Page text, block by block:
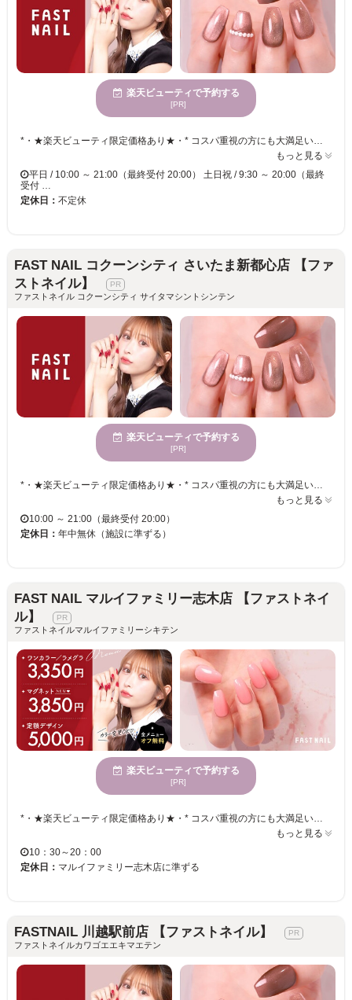
楽天ビューティで予約する
[PR]
*・★楽天ビューティ限定価格あり★・* コスパ重視の方にも大満足いただいています！ ☑ 忙しい方にも嬉しい【時短ネイル】 ☑ 落ち着いた空間で【リラックス施術】 ☑ シンプル〜トレンド・ニュアンスまで【幅広いデザイン対応】 皆様のお悩み・理想に近づけるよう、 精一杯お施術させて頂きます。 リーズナブルな価格と丁寧な施術で リラックスできるひとときをお過ごしください。
もっと見る
平日 / 10:00 ～ 21:00（最終受付 20:00） 土日祝 / 9:30 ～ 20:00（最終
受付 …
定休日： 不定休
FAST NAIL コクーンシティ さいたま新都心店 【ファ
ストネイル】
ファストネイル コクーンシティ サイタマシントシンテン
楽天ビューティで予約する
[PR]
*・★楽天ビューティ限定価格あり★・* コスパ重視の方にも大満足いただいています！ ☑ 忙しい方にも嬉しい【時短ネイル】 ☑ 落ち着いた空間で【リラックス施術】 ☑ シンプル〜トレンド・ニュアンスまで【幅広いデザイン対応】 皆様のお悩み・理想に近づけるよう、 精一杯お施術させて頂きます。 リーズナブルな価格と丁寧な施術で リラックスできるひとときをお過ごしください。
もっと見る
10:00 ～ 21:00（最終受付 20:00）
定休日： 年中無休（施設に準ずる）
FAST NAIL マルイファミリー志木店 【ファストネイ
ル】
ファストネイルマルイファミリーシキテン
楽天ビューティで予約する
[PR]
*・★楽天ビューティ限定価格あり★・* コスパ重視の方にも大満足いただいています！ ☑ 忙しい方にも嬉しい【時短ネイル】 ☑ 落ち着いた空間で【リラックス施術】 ☑ シンプル〜トレンド・ニュアンスまで【幅広いデザイン対応】 皆様のお悩み・理想に近づけるよう、 精一杯お施術させて頂きます。 リーズナブルな価格と丁寧な施術で リラックスできるひとときをお過ごしください。
もっと見る
10：30～20：00
定休日： マルイファミリー志木店に準ずる
FASTNAIL 川越駅前店 【ファストネイル】
ファストネイルカワゴエエキマエテン